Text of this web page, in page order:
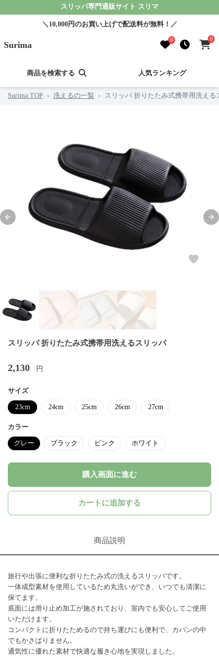
スリッパ専門通販サイト スリマ
＼10,000円のお買い上げで配送料が無料！／
Surima 0 0
商品を検索する 人気ランキング
Surima TOP › 洗えるの一覧 › スリッパ 折りたたみ式携帯用洗える
Previous slide
スリッパ 折りたたみ式携帯用洗えるスリッパ
2,130 円
サイズ
23cm 24cm 25cm 26cm 27cm
カラー
グレー ブラック ピンク ホワイト
購入画面に進む
カートに追加する
商品説明
旅行や出張に便利な折りたたみ式の洗えるスリッパです。
一体成型素材を使用しているため丸洗いができ、いつでも清潔に
保てます。
底面には滑り止め加工が施されており、室内でも安心してご使用
いただけます。
コンパクトに折りたためるので持ち運びにも便利で、カバンの中
でもかさばりません。
通気性に優れた素材で快適な履き心地を実現しました。